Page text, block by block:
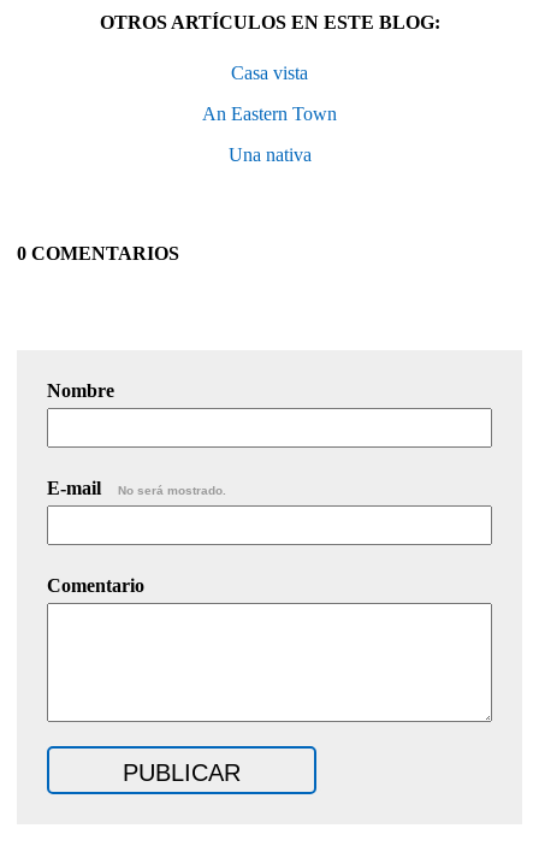
OTROS ARTÍCULOS EN ESTE BLOG:
Casa vista
An Eastern Town
Una nativa
0 COMENTARIOS
Nombre
E-mail No será mostrado.
Comentario